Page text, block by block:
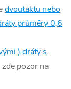
dvoutaktu nebo
průměry 0,6
) dráty s
pozor na